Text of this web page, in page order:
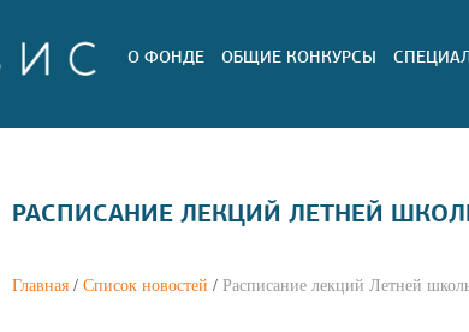
О ФОНДЕ ОБЩИЕ КОНКУРСЫ
РАСПИСАНИЕ ЛЕКЦИЙ ЛЕТНЕЙ
Главная / Список новостей / Расписание лекций Летней